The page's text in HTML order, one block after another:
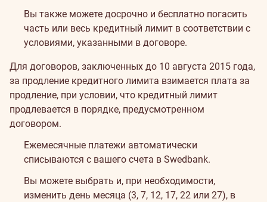
Вы также можете досрочно и бесплатно погасить
часть или весь кредитный лимит в соответствии с
условиями, указанными в договоре.
Для договоров, заключенных до 10 августа 2015 года,
за продление кредитного лимита взимается плата за
продление, при условии, что кредитный лимит
продлевается в порядке, предусмотренном
договором.
Ежемесячные платежи автоматически
списываются с вашего счета в Swedbank.
Вы можете выбрать и, при необходимости,
изменить день месяца (3, 7, 12, 17, 22 или 27), в